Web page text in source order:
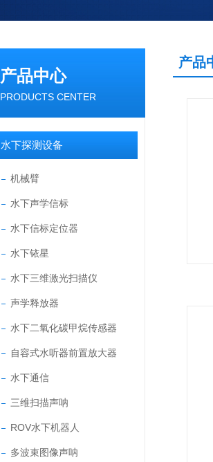
产品中心
PRODUCTS CENTER
水下探测设备
机械臂
水下声学信标
水下信标定位器
水下铱星
水下三维激光扫描仪
声学释放器
水下二氧化碳甲烷传感器
自容式水听器前置放大器
水下通信
三维扫描声呐
ROV水下机器人
多波束图像声呐
产品